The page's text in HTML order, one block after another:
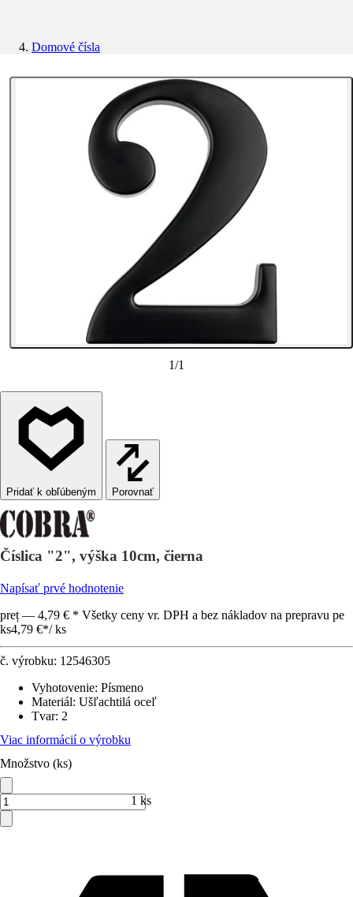
Domové čísla
1/1
Porovnať
Číslica "2", výška 10cm, čierna
Napísať prvé hodnotenie
preț — 4,79 € * Všetky ceny vr. DPH a bez nákladov na prepravu pe
ks4,79 €*/ ks
č. výrobku: 12546305
Vyhotovenie: Písmeno
Materiál: Ušľachtilá oceľ
Tvar: 2
Viac informácií o výrobku
Množstvo (ks)
1 ks